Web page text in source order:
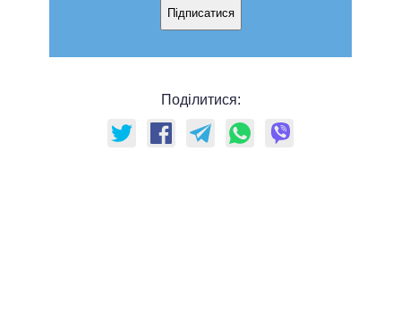
Підписатися
Поділитися: